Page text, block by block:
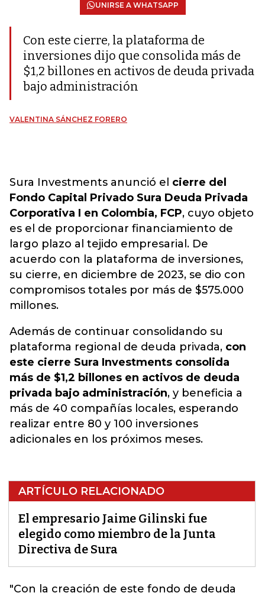
UNIRSE A WHATSAPP
Con este cierre, la plataforma de
inversiones dijo que consolida más de
$1,2 billones en activos de deuda privada
bajo administración
VALENTINA SÁNCHEZ FORERO
Sura Investments anunció el cierre del
Fondo Capital Privado Sura Deuda Privada
Corporativa I en Colombia, FCP, cuyo objeto
es el de proporcionar financiamiento de
largo plazo al tejido empresarial. De
acuerdo con la plataforma de inversiones,
su cierre, en diciembre de 2023, se dio con
compromisos totales por más de $575.000
millones.
Además de continuar consolidando su
plataforma regional de deuda privada, con
este cierre Sura Investments consolida
más de $1,2 billones en activos de deuda
privada bajo administración, y beneficia a
más de 40 compañías locales, esperando
realizar entre 80 y 100 inversiones
adicionales en los próximos meses.
ARTÍCULO RELACIONADO
El empresario Jaime Gilinski fue
elegido como miembro de la Junta
Directiva de Sura
"Con la creación de este fondo de deuda